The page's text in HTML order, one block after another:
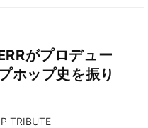
がプロデュー
ホップ史を振り
TRIBUTE